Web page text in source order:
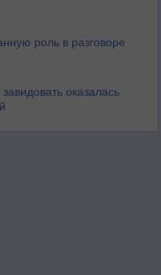
роль в разговоре
оказалась